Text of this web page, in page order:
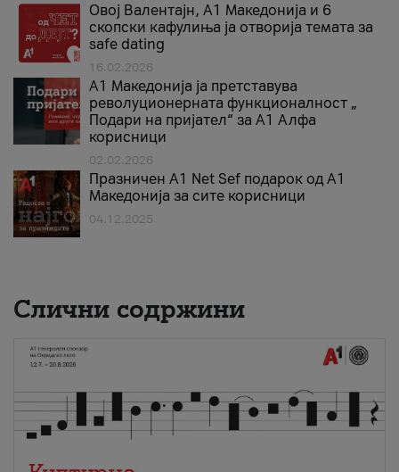
Овој Валентајн, A1 Македонија и 6
скопски кафулиња ја отворија темата за
safe dating
16.02.2026
А1 Македонија ја претставува
револуционерната функционалност „
Подари на пријател“ за А1 Алфа
корисници
02.02.2026
Празничен A1 Net Sеf подарок од А1
Македонија за сите корисници
04.12.2025
Слични содржини